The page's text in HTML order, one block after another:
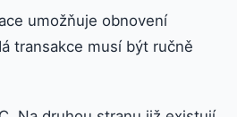
umožňuje obnovení
transakce musí být ručně